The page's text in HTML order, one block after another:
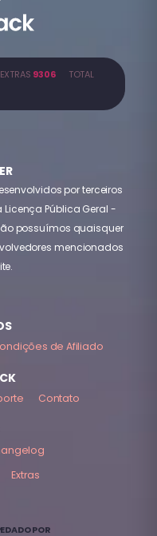
9306TOTAL
por terceiros
Pública Geral -
possuímos quaisquer
mencionados
de Afiliado
Contato
Extras
POR